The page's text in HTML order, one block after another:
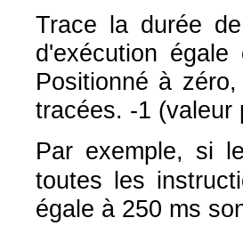
Trace la durée
d'exécution
Positionné à
tracées. -1 (valeur
Par exemple, si
toutes les
égale à 250 ms